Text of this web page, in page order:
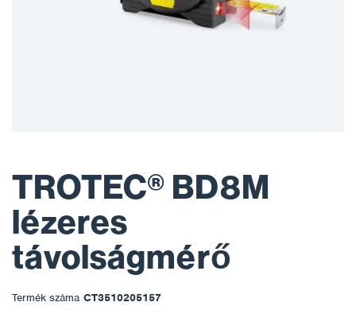
TROTEC® BD8M
lézeres
távolságmérő
Termék száma CT3510205157